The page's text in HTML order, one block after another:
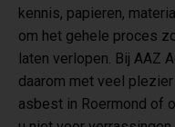
kennis, papieren,
om het gehele proces
laten verlopen. Bij AAZ
daarom met veel
asbest in Roermond of